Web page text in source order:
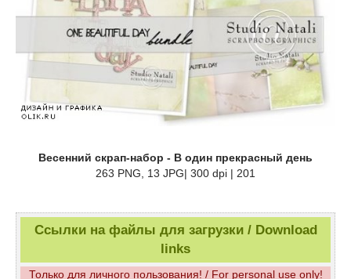
Весенний скрап-набор - В один прекрасный день
263 PNG, 13 JPG| 300 dpi | 201
Ссылки на файлы для загрузки / Download
links
Только для личного пользования! / For personal use only!